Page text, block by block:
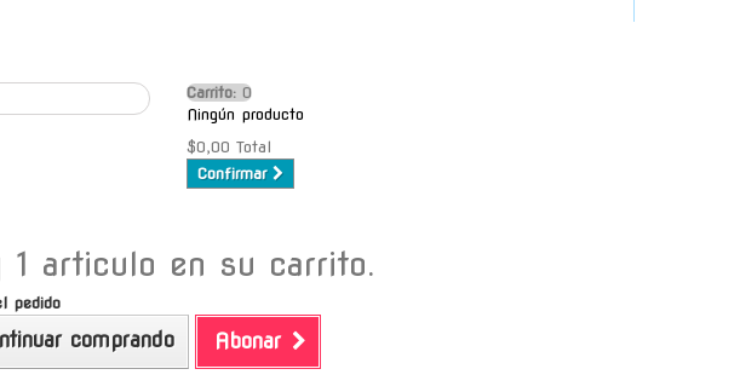
Carrito: O
Ningún producto
$0,00 Total
Confirmar
1 articulo en su carrito.
pedido
comprando Abonar